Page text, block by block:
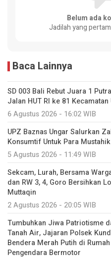
Belum ada
Jadilah yang
Baca Lainnya
SD 003 Bali Rebut Juara 1
Jalan HUT RI ke 81 Kecamatan
6 Agustus 2026 - 16:02 WIB
UPZ Baznas Ungar Salurkan
Konsumtif Untuk Para Mustahik
5 Agustus 2026 - 11:49 WIB
Sekcam, Lurah, Bersama
dan RW 3, 4, Goro Bersihkan
Muttaqin
2 Agustus 2026 - 20:05 WIB
Tumbuhkan Jiwa Patriotisme
Tanah Air, Jajaran Polsek
Bendera Merah Putih di
Pengendara Bermotor